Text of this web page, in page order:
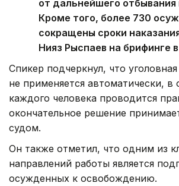
от дальнейшего отбывания
Кроме того, более 730
сокращены сроки
Нияз Рыспаев на брифинге
Спикер подчеркнул, что
не применяется автоматически,
каждого человека проводится
окончательное решение
судом.
Он также отметил, что одним из
направлений работы является
осужденных к освобождению.